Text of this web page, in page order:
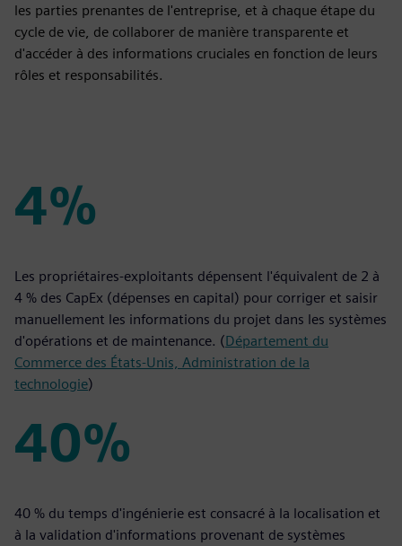
les parties prenantes de l'entreprise, et à chaque étape du
cycle de vie, de collaborer de manière transparente et
d'accéder à des informations cruciales en fonction de leurs
rôles et responsabilités.
4%
Les propriétaires-exploitants dépensent l'équivalent de 2 à
4 % des CapEx (dépenses en capital) pour corriger et saisir
manuellement les informations du projet dans les systèmes
d'opérations et de maintenance. (Département du
Commerce des États-Unis, Administration de la
technologie)
40%
40 % du temps d'ingénierie est consacré à la localisation et
à la validation d'informations provenant de systèmes